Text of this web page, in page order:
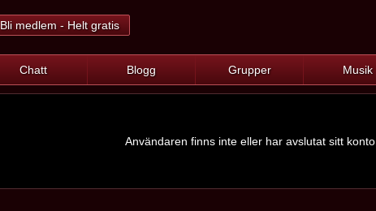
Bli medlem - Helt gratis
Chatt Blogg Grupper Musik
Användaren finns inte eller har avslutat sitt konto